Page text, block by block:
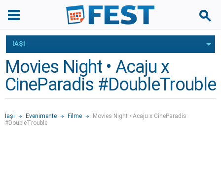
IAŞI
Movies Night • Acaju x
CineParadis #DoubleTrouble
Iaşi Evenimente Filme
Movies Night • Acaju x CineParadis
#DoubleTrouble